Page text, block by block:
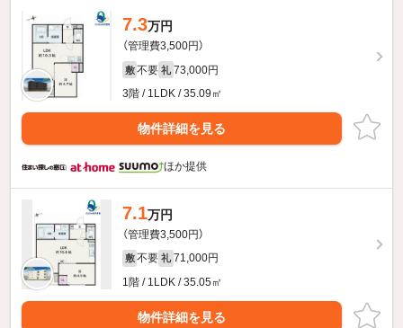
7.3万円
（管理費3,500円）
敷 不要 礼 73,000円
3階 / 1LDK / 35.09㎡
物件詳細を見る
ほか提供
7.1万円
（管理費3,500円）
敷 不要 礼 71,000円
1階 / 1LDK / 35.05㎡
物件詳細を見る